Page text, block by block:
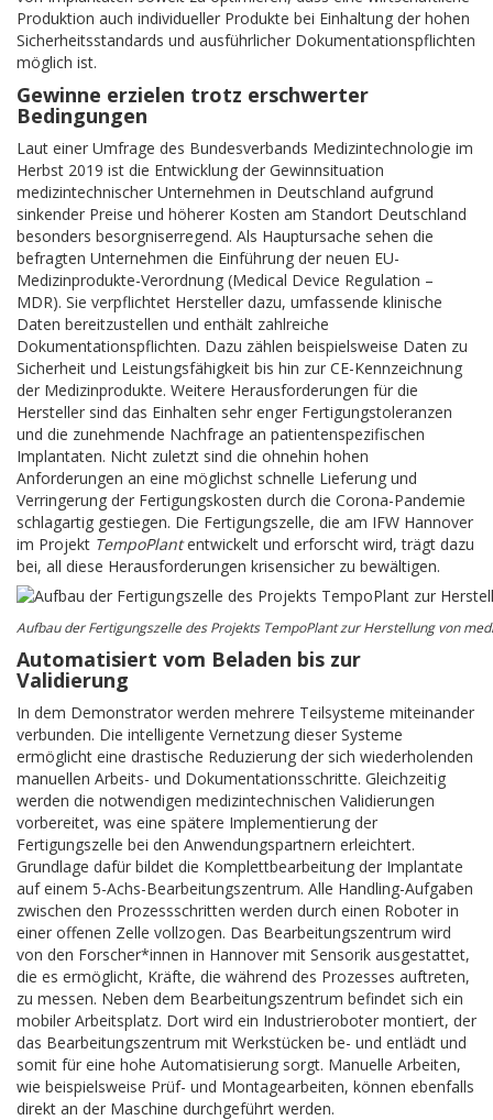
Produktion auch individueller Produkte bei Einhaltung der hohen
Sicherheitsstandards und ausführlicher Dokumentationspflichten
möglich ist.
Gewinne erzielen trotz erschwerter
Bedingungen
Laut einer Umfrage des Bundesverbands Medizintechnologie im
Herbst 2019 ist die Entwicklung der Gewinnsituation
medizintechnischer Unternehmen in Deutschland aufgrund
sinkender Preise und höherer Kosten am Standort Deutschland
besonders besorgniserregend. Als Hauptursache sehen die
befragten Unternehmen die Einführung der neuen EU-
Medizinprodukte-Verordnung (Medical Device Regulation –
MDR). Sie verpflichtet Hersteller dazu, umfassende klinische
Daten bereitzustellen und enthält zahlreiche
Dokumentationspflichten. Dazu zählen beispielsweise Daten zu
Sicherheit und Leistungsfähigkeit bis hin zur CE-Kennzeichnung
der Medizinprodukte. Weitere Herausforderungen für die
Hersteller sind das Einhalten sehr enger Fertigungstoleranzen
und die zunehmende Nachfrage an patientenspezifischen
Implantaten. Nicht zuletzt sind die ohnehin hohen
Anforderungen an eine möglichst schnelle Lieferung und
Verringerung der Fertigungskosten durch die Corona-Pandemie
schlagartig gestiegen. Die Fertigungszelle, die am IFW Hannover
im Projekt TempoPlantentwickelt und erforscht wird, trägt dazu
bei, all diese Herausforderungen krisensicher zu bewältigen.
Aufbau der Fertigungszelle des Projekts TempoPlantzur Herstellung von
Automatisiert vom Beladen bis zur
Validierung
In dem Demonstrator werden mehrere Teilsysteme miteinander
verbunden. Die intelligente Vernetzung dieser Systeme
ermöglicht eine drastische Reduzierung der sich wiederholenden
manuellen Arbeits- und Dokumentationsschritte. Gleichzeitig
werden die notwendigen medizintechnischen Validierungen
vorbereitet, was eine spätere Implementierung der
Fertigungszelle bei den Anwendungspartnern erleichtert.
Grundlage dafür bildet die Komplettbearbeitung der Implantate
auf einem 5-Achs-Bearbeitungszentrum. Alle Handling-Aufgaben
zwischen den Prozessschritten werden durch einen Roboter in
einer offenen Zelle vollzogen. Das Bearbeitungszentrum wird
von den Forscher*innen in Hannover mit Sensorik ausgestattet,
die es ermöglicht, Kräfte, die während des Prozesses auftreten,
zu messen. Neben dem Bearbeitungszentrum befindet sich ein
mobiler Arbeitsplatz. Dort wird ein Industrieroboter montiert, der
das Bearbeitungszentrum mit Werkstücken be- und entlädt und
somit für eine hohe Automatisierung sorgt. Manuelle Arbeiten,
wie beispielsweise Prüf- und Montagearbeiten, können ebenfalls
direkt an der Maschine durchgeführt werden.